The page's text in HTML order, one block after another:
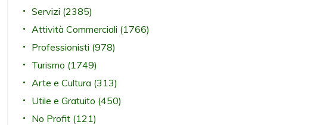
Servizi (2385)
Attività Commerciali (1766)
Professionisti (978)
Turismo (1749)
Arte e Cultura (313)
Utile e Gratuito (450)
No Profit (121)